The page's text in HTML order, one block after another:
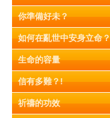
你準備好未？
如何在亂世中安身立命？
生命的容量
信有多難？!
祈禱的功效